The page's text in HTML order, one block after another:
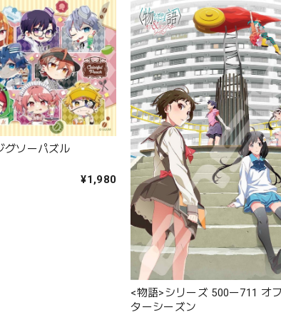
グソーパズル
¥1,980
<物語>シリーズ 500ー711 オ
ターシーズン